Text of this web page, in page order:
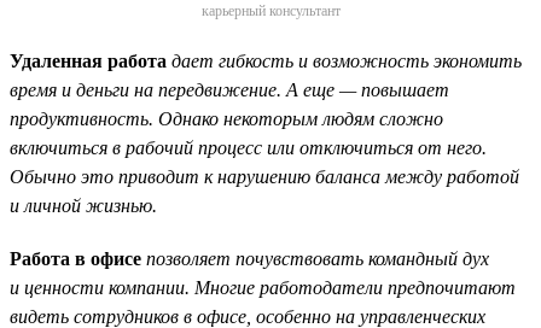
карьерный консультант
Удаленная работа дает гибкость и возможность экономить
время и деньги на передвижение. А еще — повышает
продуктивность. Однако некоторым людям сложно
включиться в рабочий процесс или отключиться от него.
Обычно это приводит к нарушению баланса между работой
и личной жизнью.
Работа в офисе позволяет почувствовать командный дух
и ценности компании. Многие работодатели предпочитают
видеть сотрудников в офисе, особенно на управленческих